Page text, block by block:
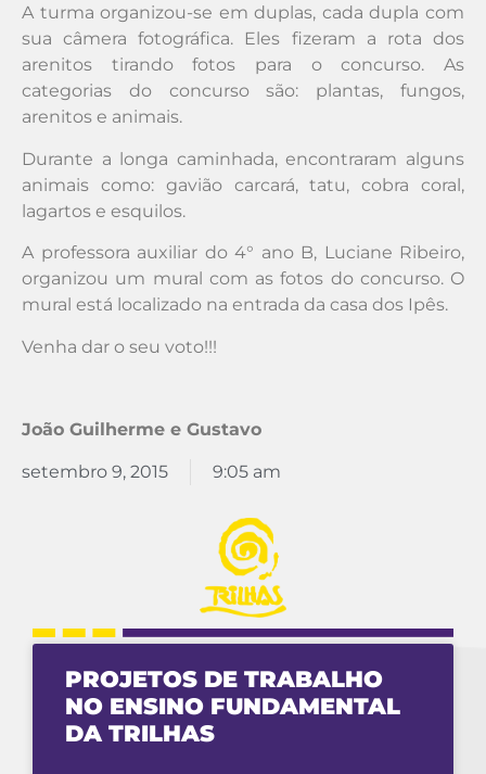
A turma organizou-se em duplas, cada dupla com
sua câmera fotográfica. Eles fizeram a rota dos
arenitos tirando fotos para o concurso. As
categorias do concurso são: plantas, fungos,
arenitos e animais.
Durante a longa caminhada, encontraram alguns
animais como: gavião carcará, tatu, cobra coral,
lagartos e esquilos.
A professora auxiliar do 4° ano B, Luciane Ribeiro,
organizou um mural com as fotos do concurso. O
mural está localizado na entrada da casa dos Ipês.
Venha dar o seu voto!!!
João Guilherme e Gustavo
setembro 9, 2015 9:05 am
PROJETOS DE TRABALHO
NO ENSINO FUNDAMENTAL
DA TRILHAS